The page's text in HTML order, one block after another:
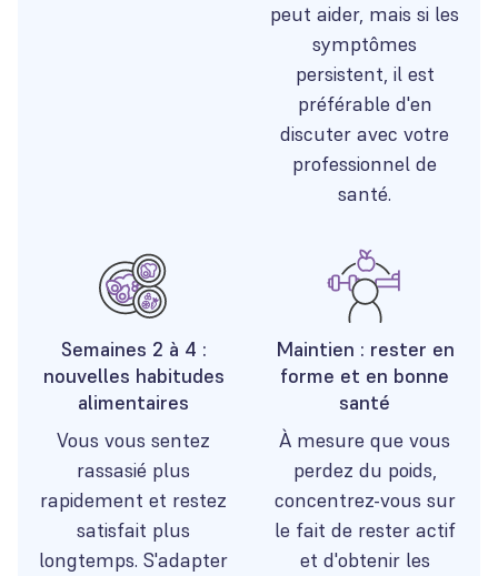
peut aider, mais si les
symptômes
persistent, il est
préférable d'en
discuter avec votre
professionnel de
santé.
Vous vous sentez
rassasié plus
rapidement et restez
satisfait plus
longtemps. S'adapter
Semaines 2 à 4 :
nouvelles habitudes
alimentaires
À mesure que vous
perdez du poids,
concentrez-vous sur
le fait de rester actif
et d'obtenir les
Maintien : rester en
forme et en bonne
santé